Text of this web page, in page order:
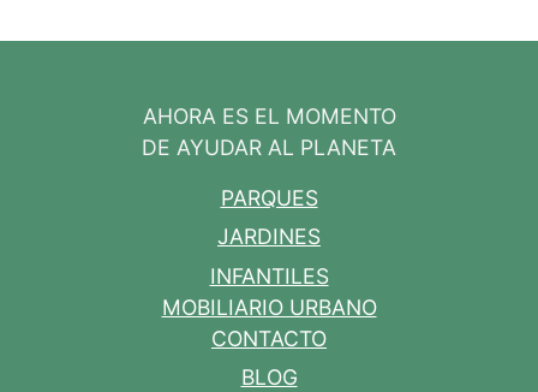
AHORA ES EL MOMENTO
DE AYUDAR AL PLANETA
PARQUES
JARDINES
INFANTILES
MOBILIARIO URBANO
CONTACTO
BLOG